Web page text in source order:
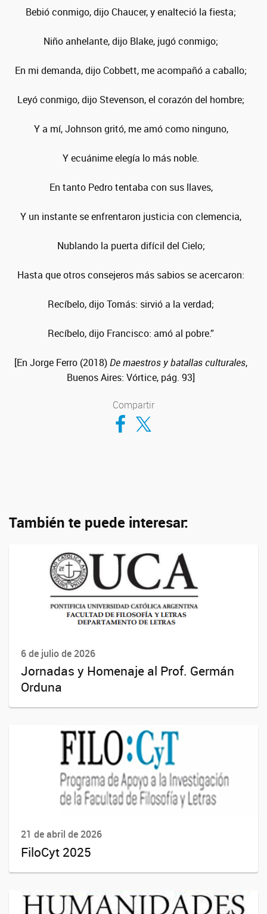
Bebió conmigo, dijo Chaucer, y enalteció la fiesta;
Niño anhelante, dijo Blake, jugó conmigo;
En mi demanda, dijo Cobbett, me acompañó a caballo;
Leyó conmigo, dijo Stevenson, el corazón del hombre;
Y a mí, Johnson gritó, me amó como ninguno,
Y ecuánime elegía lo más noble.
En tanto Pedro tentaba con sus llaves,
Y un instante se enfrentaron justicia con clemencia,
Nublando la puerta difícil del Cielo;
Hasta que otros consejeros más sabios se acercaron:
Recíbelo, dijo Tomás: sirvió a la verdad;
Recíbelo, dijo Francisco: amó al pobre.”
[En Jorge Ferro (2018)De maestros y batallas culturales,
Buenos Aires: Vórtice, pág. 93]
Compartir
Compartir en Facebook
Compartir en Twitter
También te puede interesar:
6 de julio de 2026
Jornadas y Homenaje al Prof. Germán
Orduna
21 de abril de 2026
FiloCyt 2025